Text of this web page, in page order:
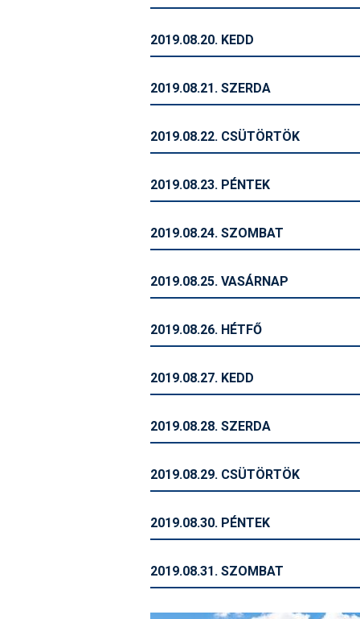
2019.08.20. KEDD
2019.08.21. SZERDA
2019.08.22. CSÜTÖRTÖK
2019.08.23. PÉNTEK
2019.08.24. SZOMBAT
2019.08.25. VASÁRNAP
2019.08.26. HÉTFŐ
2019.08.27. KEDD
2019.08.28. SZERDA
2019.08.29. CSÜTÖRTÖK
2019.08.30. PÉNTEK
2019.08.31. SZOMBAT